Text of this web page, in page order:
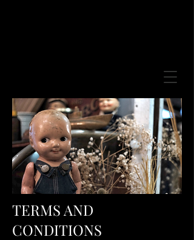
TERMS AND
CONDITIONS